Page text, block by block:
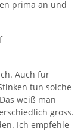
prima an und
Auch für
tun solche
weiß man
gross.
Ich empfehle